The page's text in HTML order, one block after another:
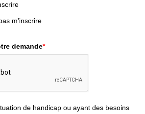
m'inscrire
demande*
de handicap ou ayant des besoins